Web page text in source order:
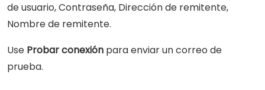
de usuario, Contraseña, Dirección de remitente,
Nombre de remitente.
Use Probar conexión para enviar un correo de
prueba.